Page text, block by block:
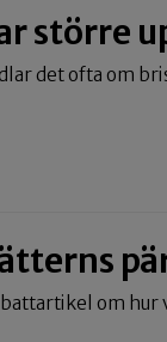
större
det ofta om
om hur